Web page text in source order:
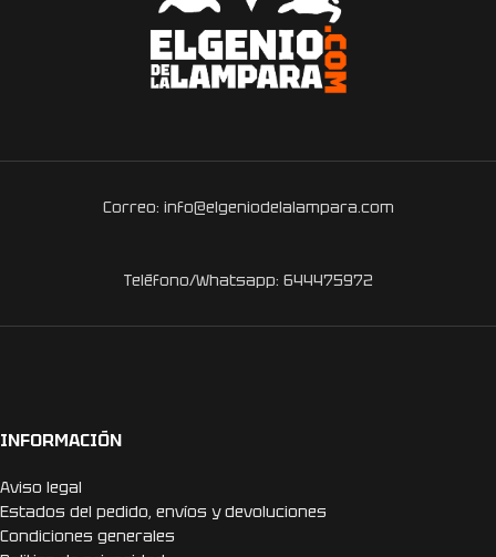
Correo: info@elgeniodelalampara.com
Teléfono/Whatsapp: 644475972
INFORMACIÓN
Aviso legal
Estados del pedido, envíos y devoluciones
Condiciones generales